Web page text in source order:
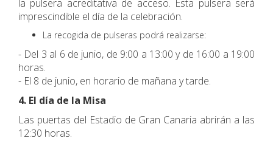
la pulsera acreditativa de acceso. Esta pulsera será
imprescindible el día de la celebración.
La recogida de pulseras podrá realizarse:
- Del 3 al 6 de junio, de 9:00 a 13:00 y de 16:00 a 19:00
horas.
- El 8 de junio, en horario de mañana y tarde.
4. El día de la Misa
Las puertas del Estadio de Gran Canaria abrirán a las
12:30 horas.